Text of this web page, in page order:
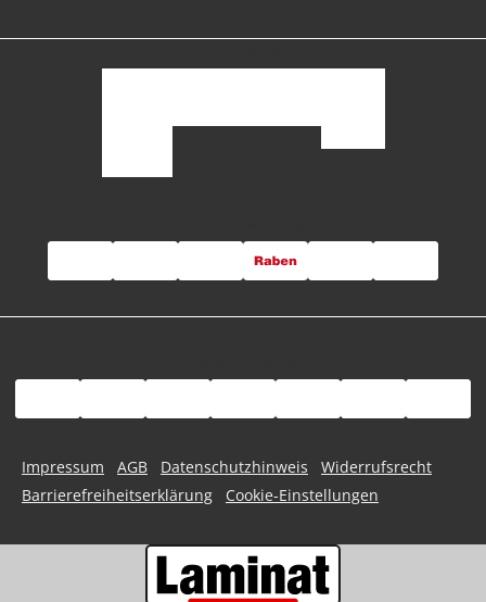
Impressum AGB Datenschutzhinweis
Widerrufsrecht
Barrierefreiheitserklärung
Cookie-Einstellungen